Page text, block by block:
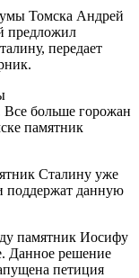
Томска Андрей
предложил
передает
больше горожан
памятник
Сталину уже
поддержат данную
памятник Иосифу
Данное решение
петиция